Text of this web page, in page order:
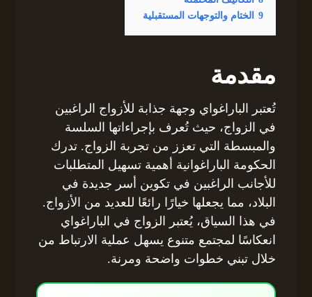
9
الختام والتوجهات المستقبلية
مقدمة
تُعتبر الباراغواي وجهة جذابة للأزواج الراغبين
في الزواج، حيث تُعرف بإجراءاتها السلسة
والمبسطة التي تعزز من تجربة الزواج. تدرك
الحكومة الباراغوانية أهمية تسهيل المتطلبات
للأجانب الراغبين في تكوين أسر جديدة في
البلاد، مما يجعلها خيارًا رائعًا للعديد من الأزواج.
في هذا السياق، يُعتبر الزواج في الباراغواي
انعكاسًا لمجتمع متنوع يسهل عملية الارتباط من
خلال تبني خطوات واضحة ومرنة.